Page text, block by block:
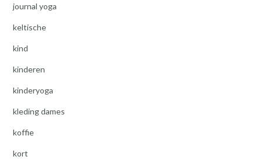
journal yoga
keltische
kind
kinderen
kinderyoga
kleding dames
koffie
kort